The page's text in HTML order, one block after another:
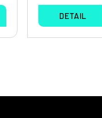
DETAIL